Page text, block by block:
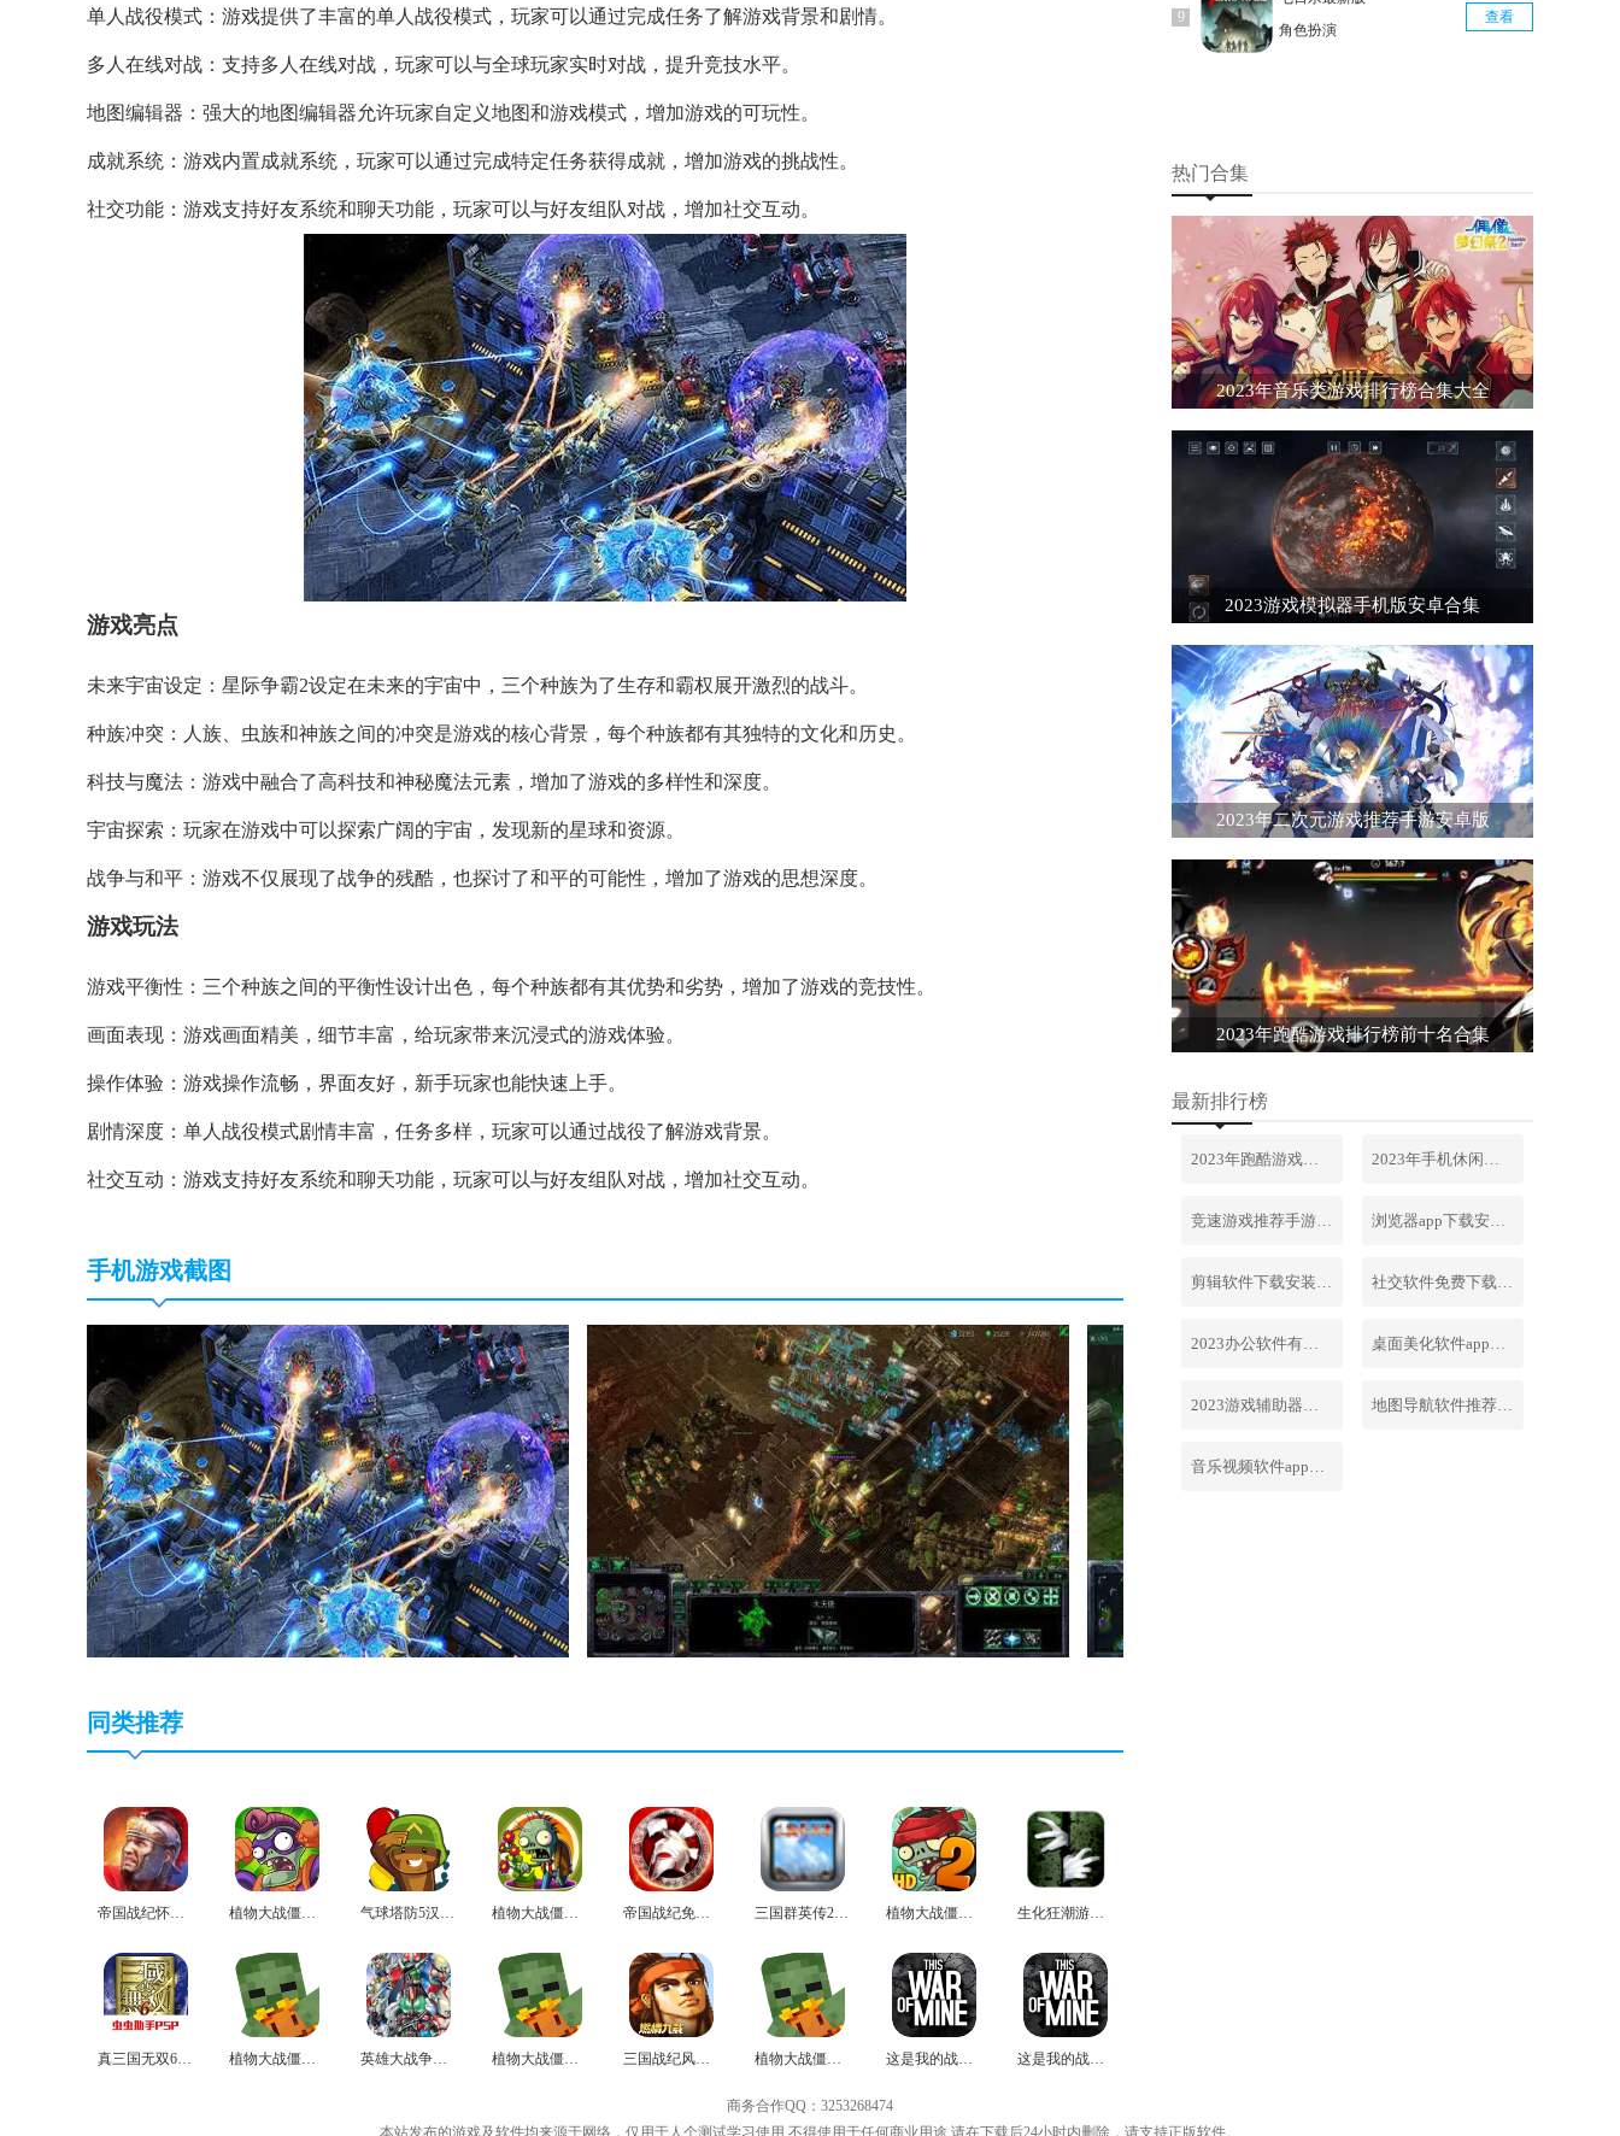
单人战役模式：游戏提供了丰富的单人战役模式，玩家可以通过完成任务了解游戏背景和剧情。
多人在线对战：支持多人在线对战，玩家可以与全球玩家实时对战，提升竞技水平。
地图编辑器：强大的地图编辑器允许玩家自定义地图和游戏模式，增加游戏的可玩性。
成就系统：游戏内置成就系统，玩家可以通过完成特定任务获得成就，增加游戏的挑战性。
社交功能：游戏支持好友系统和聊天功能，玩家可以与好友组队对战，增加社交互动。
游戏亮点
未来宇宙设定：星际争霸2设定在未来的宇宙中，三个种族为了生存和霸权展开激烈的战斗。
种族冲突：人族、虫族和神族之间的冲突是游戏的核心背景，每个种族都有其独特的文化和历史。
科技与魔法：游戏中融合了高科技和神秘魔法元素，增加了游戏的多样性和深度。
宇宙探索：玩家在游戏中可以探索广阔的宇宙，发现新的星球和资源。
战争与和平：游戏不仅展现了战争的残酷，也探讨了和平的可能性，增加了游戏的思想深度。
游戏玩法
游戏平衡性：三个种族之间的平衡性设计出色，每个种族都有其优势和劣势，增加了游戏的竞技性。
画面表现：游戏画面精美，细节丰富，给玩家带来沉浸式的游戏体验。
操作体验：游戏操作流畅，界面友好，新手玩家也能快速上手。
剧情深度：单人战役模式剧情丰富，任务多样，玩家可以通过战役了解游戏背景。
社交互动：游戏支持好友系统和聊天功能，玩家可以与好友组队对战，增加社交互动。
手机游戏截图
同类推荐
帝国战纪怀旧手机版 植物大战僵尸英雄版 气球塔防5汉化版 植物大战僵尸塔防版 帝国战纪免费版 三国群英传2免费版 植物大战僵尸2手机最新版 生化狂潮游戏最新版
真三国无双6汉化版 植物大战僵尸mc最新版 英雄大战争极限手机版 植物大战僵尸mc版 三国战纪风云再起官方版 植物大战僵尸mc中文版 这是我的战争中文版 这是我的战争汉化版
角色扮演
查看
热门合集
2023年音乐类游戏排行榜合集大全
2023游戏模拟器手机版安卓合集
2023年二次元游戏推荐手游安卓版
2023年跑酷游戏排行榜前十名合集
最新排行榜
2023年跑酷游戏排行榜前十名合集 2023年手机休闲游戏排行榜前十名
竞速游戏推荐手游排行榜最新2023 浏览器app下载安装免费官网
剪辑软件下载安装免费手机版 社交软件免费下载安装大全最新
2023办公软件有哪些合集软件 桌面美化软件app下载安卓版
2023游戏辅助器软件大全免费 地图导航软件推荐下载安装手机版
音乐视频软件app下载安装免费
商务合作QQ：3253268474
本站发布的游戏及软件均来源于网络，仅用于人个测试学习使用,不得使用于任何商业用途,请在下载后24小时内删除，请支持正版软件。